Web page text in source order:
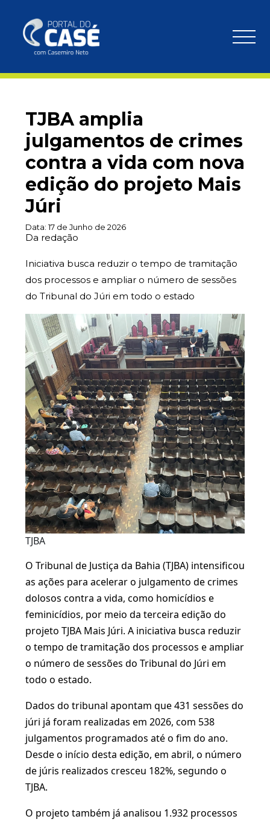
TJBA amplia
julgamentos de crimes
contra a vida com nova
edição do projeto Mais
Júri
Data:17 de Junho de 2026
Da redação
Iniciativa busca reduzir o tempo de tramitação
dos processos e ampliar o número de sessões
do Tribunal do Júri em todo o estado
TJBA
O Tribunal de Justiça da Bahia (TJBA) intensificou
as ações para acelerar o julgamento de crimes
dolosos contra a vida, como homicídios e
feminicídios, por meio da terceira edição do
projeto TJBA Mais Júri. A iniciativa busca reduzir
o tempo de tramitação dos processos e ampliar
o número de sessões do Tribunal do Júri em
todo o estado.
Dados do tribunal apontam que 431 sessões do
júri já foram realizadas em 2026, com 538
julgamentos programados até o fim do ano.
Desde o início desta edição, em abril, o número
de júris realizados cresceu 182%, segundo o
TJBA.
O projeto também já analisou 1.932 processos